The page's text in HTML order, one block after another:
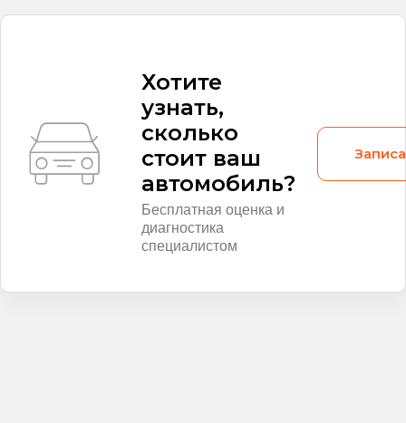
Хотите
узнать,
сколько
стоит ваш
автомобиль?
Бесплатная оценка и
диагностика
специалистом